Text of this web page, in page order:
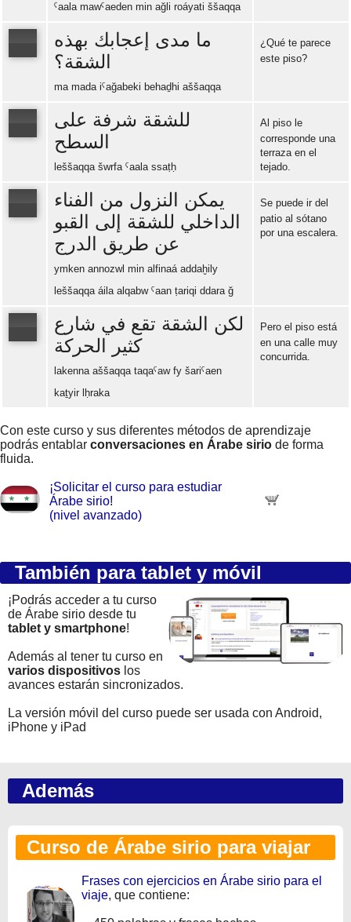
ˁaala mawˁaeden min ağli roáyati ššaqqa
ما مدى إعجابك بهذه
الشقة؟
ma mada iˁağabeki behaḏhi aššaqqa
¿Qué te parece
este piso?
للشقة شرفة على
السطح
leššaqqa šwrfa ˁaala ssaṭḥ
Al piso le
corresponde una
terraza en el
tejado.
يمكن النزول من الفناء
الداخلي للشقة إلى القبو
عن طريق الدرج
ymken annozwl min alfinaá addaḫily
leššaqqa áila alqabw ˁaan ṭariqi ddara ğ
Se puede ir del
patio al sótano
por una escalera.
لكن الشقة تقع في شارع
كثير الحركة
lakenna aššaqqa taqaˁaw fy šariˁaen
kaṯyir lḥraka
Pero el piso está
en una calle muy
concurrida.
Con este curso y sus diferentes métodos de aprendizaje
podrás entablar conversaciones en Árabe sirio de forma
fluida.
¡Solicitar el curso para estudiar
Árabe sirio!
(nivel avanzado)
También para tablet y móvil
¡Podrás acceder a tu curso
de Árabe sirio desde tu
tablet y smartphone!
Además al tener tu curso en
varios dispositivos los
avances estarán sincronizados.
La versión móvil del curso puede ser usada con Android,
iPhone y iPad
Además
Curso de Árabe sirio para viajar
Frases con ejercicios en Árabe sirio para el
viaje, que contiene: